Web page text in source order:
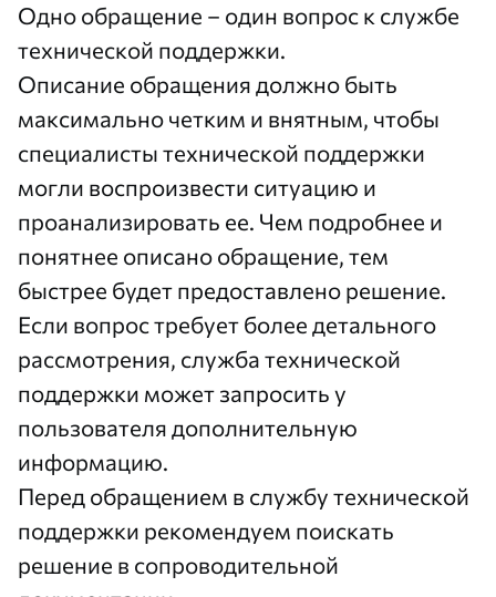
Одно обращение – один вопрос к службе
технической поддержки.
Описание обращения должно быть
максимально четким и внятным, чтобы
специалисты технической поддержки
могли воспроизвести ситуацию и
проанализировать ее. Чем подробнее и
понятнее описано обращение, тем
быстрее будет предоставлено решение.
Если вопрос требует более детального
рассмотрения, служба технической
поддержки может запросить у
пользователя дополнительную
информацию.
Перед обращением в службу технической
поддержки рекомендуем поискать
решение в сопроводительной